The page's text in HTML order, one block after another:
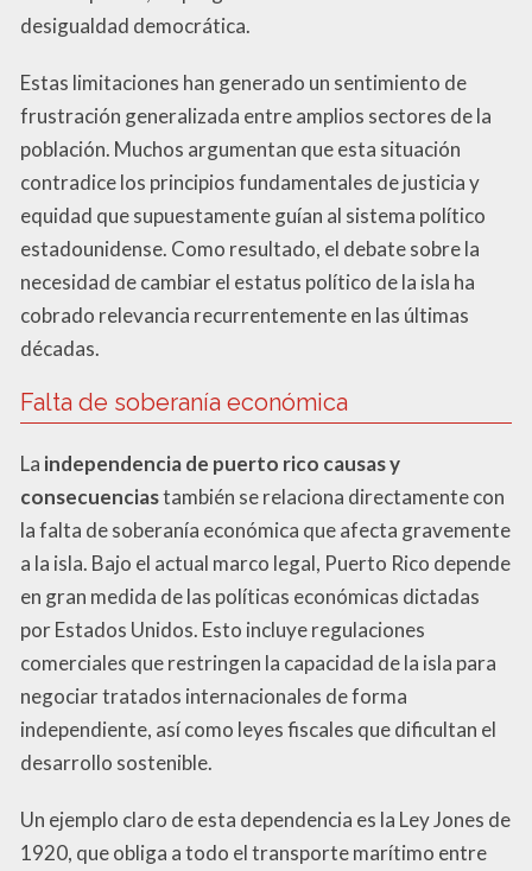
desigualdad democrática.
Estas limitaciones han generado un sentimiento de
frustración generalizada entre amplios sectores de la
población. Muchos argumentan que esta situación
contradice los principios fundamentales de justicia y
equidad que supuestamente guían al sistema político
estadounidense. Como resultado, el debate sobre la
necesidad de cambiar el estatus político de la isla ha
cobrado relevancia recurrentemente en las últimas
décadas.
Falta de soberanía económica
La independencia de puerto rico causas y
consecuenciastambién se relaciona directamente con
la falta de soberanía económica que afecta gravemente
a la isla. Bajo el actual marco legal, Puerto Rico depende
en gran medida de las políticas económicas dictadas
por Estados Unidos. Esto incluye regulaciones
comerciales que restringen la capacidad de la isla para
negociar tratados internacionales de forma
independiente, así como leyes fiscales que dificultan el
desarrollo sostenible.
Un ejemplo claro de esta dependencia es la Ley Jones de
1920, que obliga a todo el transporte marítimo entre